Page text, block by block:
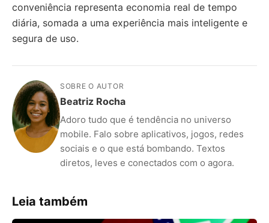
conveniência representa economia real de tempo
diária, somada a uma experiência mais inteligente e
segura de uso.
SOBRE O AUTOR
Beatriz Rocha
Adoro tudo que é tendência no universo
mobile. Falo sobre aplicativos, jogos, redes
sociais e o que está bombando. Textos
diretos, leves e conectados com o agora.
Leia também